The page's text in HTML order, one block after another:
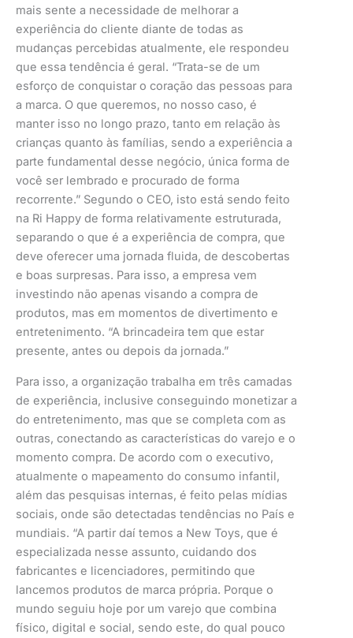
mais sente a necessidade de melhorar a
experiência do cliente diante de todas as
mudanças percebidas atualmente, ele respondeu
que essa tendência é geral. “Trata-se de um
esforço de conquistar o coração das pessoas para
a marca. O que queremos, no nosso caso, é
manter isso no longo prazo, tanto em relação às
crianças quanto às famílias, sendo a experiência a
parte fundamental desse negócio, única forma de
você ser lembrado e procurado de forma
recorrente.” Segundo o CEO, isto está sendo feito
na Ri Happy de forma relativamente estruturada,
separando o que é a experiência de compra, que
deve oferecer uma jornada fluida, de descobertas
e boas surpresas. Para isso, a empresa vem
investindo não apenas visando a compra de
produtos, mas em momentos de divertimento e
entretenimento. “A brincadeira tem que estar
presente, antes ou depois da jornada.”
Para isso, a organização trabalha em três camadas
de experiência, inclusive conseguindo monetizar a
do entretenimento, mas que se completa com as
outras, conectando as características do varejo e o
momento compra. De acordo com o executivo,
atualmente o mapeamento do consumo infantil,
além das pesquisas internas, é feito pelas mídias
sociais, onde são detectadas tendências no País e
mundiais. “A partir daí temos a New Toys, que é
especializada nesse assunto, cuidando dos
fabricantes e licenciadores, permitindo que
lancemos produtos de marca própria. Porque o
mundo seguiu hoje por um varejo que combina
físico, digital e social, sendo este, do qual pouco